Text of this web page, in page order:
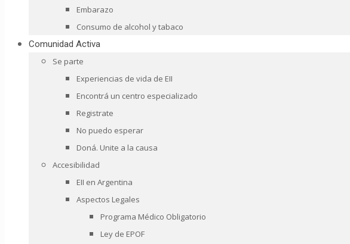
Embarazo
Consumo de alcohol y tabaco
Comunidad Activa
Se parte
Experiencias de vida de EII
Encontrá un centro especializado
Registrate
No puedo esperar
Doná. Unite a la causa
Accesibilidad
EII en Argentina
Aspectos Legales
Programa Médico Obligatorio
Ley de EPOF